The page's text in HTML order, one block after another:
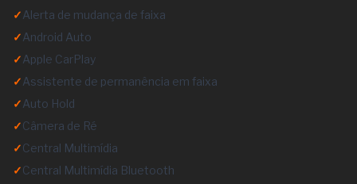
✓Alerta de mudança de faixa
✓Android Auto
✓Apple CarPlay
✓Assistente de permanência em faixa
✓Auto Hold
✓Câmera de Ré
✓Central Multimídia
✓Central Multimídia Bluetooth